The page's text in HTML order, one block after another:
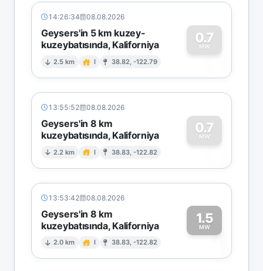
14:26:34 08.08.2026
Geysers'in 5 km kuzey-
kuzeybatısında, Kaliforniya
2.5 km I 38.82, -122.79
0.7
MW
0
13:55:52 08.08.2026
Geysers'in 8 km
kuzeybatısında, Kaliforniya
2.2 km I 38.83, -122.82
0.7
MW
0
13:53:42 08.08.2026
Geysers'in 8 km
kuzeybatısında, Kaliforniya
2.0 km I 38.83, -122.82
1.5
MW1